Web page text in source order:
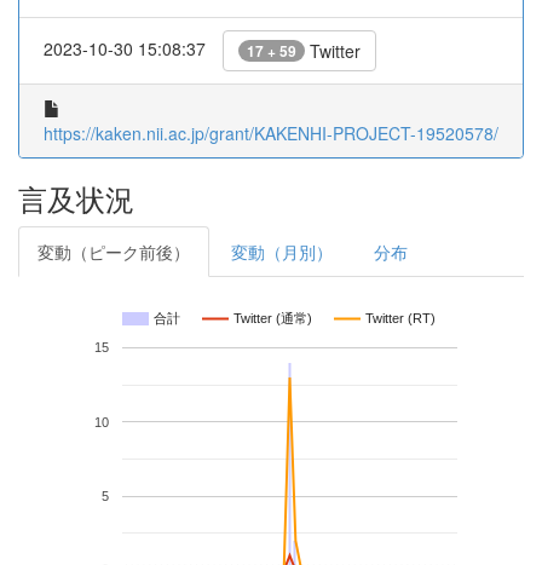
2023-10-30 15:08:37 17 + 59 Twitter
https://kaken.nii.ac.jp/grant/KAKENHI-PROJECT-19520578/
言及状況
変動（ピーク前後） 変動（月別） 分布
合計 Twitter (通常) Twitter (RT)
5
10
15